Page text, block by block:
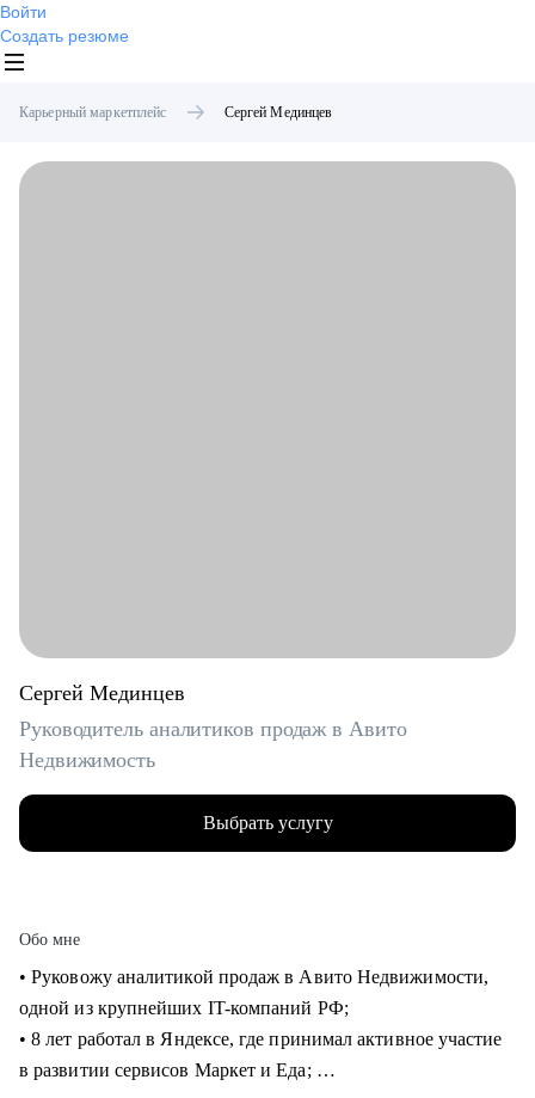
Войти
Создать резюме
Карьерный маркетплейс Сергей Мединцев
Сергей Мединцев
Руководитель аналитиков продаж в Авито
Недвижимость
Выбрать услугу
Обо мне
• Руковожу аналитикой продаж в Авито Недвижимости,
одной из крупнейших IT-компаний РФ;
• 8 лет работал в Яндексе, где принимал активное участие
в развитии сервисов Маркет и Еда;